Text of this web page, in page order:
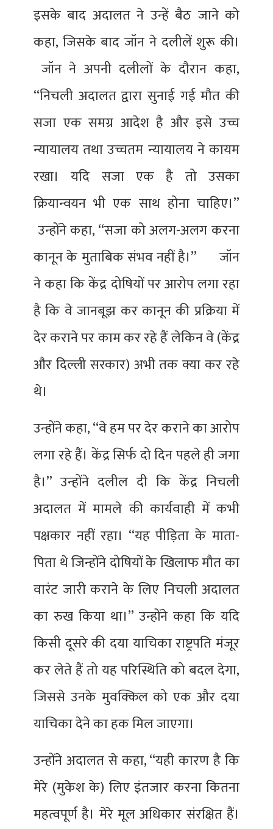
इसके बाद अदालत ने उन्हें बैठ जाने को
कहा, जिसके बाद जॉन ने दलीलें शुरू की।
जॉन ने अपनी दलीलों के दौरान कहा,
‘‘निचली अदालत द्वारा सुनाई गई मौत की
सजा एक समग्र आदेश है और इसे उच्च
न्यायालय तथा उच्चतम न्यायालय ने कायम
रखा। यदि सजा एक है तो उसका
क्रियान्वयन भी एक साथ होना चाहिए।’’
उन्होंने कहा, ‘‘सजा को अलग-अलग करना
कानून के मुताबिक संभव नहीं है।’’ जॉन
ने कहा कि केंद्र दोषियों पर आरोप लगा रहा
है कि वे जानबूझ कर कानून की प्रक्रिया में
देर कराने पर काम कर रहे हैं लेकिन वे (केंद्र
और दिल्ली सरकार) अभी तक क्या कर रहे
थे।
उन्होंने कहा, ‘‘वे हम पर देर कराने का आरोप
लगा रहे हैं। केंद्र सिर्फ दो दिन पहले ही जगा
है।’’ उन्होंने दलील दी कि केंद्र निचली
अदालत में मामले की कार्यवाही में कभी
पक्षकार नहीं रहा। ‘‘यह पीड़िता के माता-
पिता थे जिन्होंने दोषियों के खिलाफ मौत का
वारंट जारी कराने के लिए निचली अदालत
का रुख किया था।’’ उन्होंने कहा कि यदि
किसी दूसरे की दया याचिका राष्ट्रपति मंजूर
कर लेते हैं तो यह परिस्थिति को बदल देगा,
जिससे उनके मुवक्किल को एक और दया
याचिका देने का हक मिल जाएगा।
उन्होंने अदालत से कहा, ‘‘यही कारण है कि
मेरे (मुकेश के) लिए इंतजार करना कितना
महत्वपूर्ण है। मेरे मूल अधिकार संरक्षित हैं।